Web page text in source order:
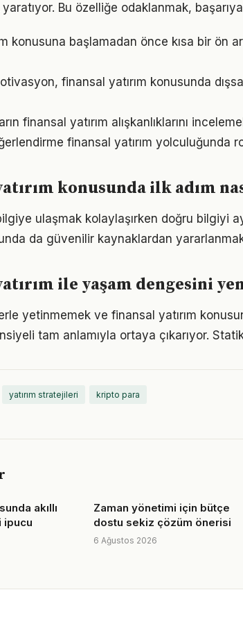
Bu özelliğe odaklanmak,
konusuna başlamadan önce kısa bir ön
finansal yatırım konusunda
finansal yatırım alışkanlıklarını
finansal yatırım yolculuğunda
konusunda ilk adım
ulaşmak kolaylaşırken doğru bilgiyi
da güvenilir kaynaklardan
ile yaşam dengesini
yetinmemek ve finansal yatırım
tam anlamıyla ortaya çıkarıyor.
yatırım stratejileri kripto para
akıllı
ipucu
Zaman yönetimi için bütçe
dostu sekiz çözüm önerisi
6 Ağustos 2026